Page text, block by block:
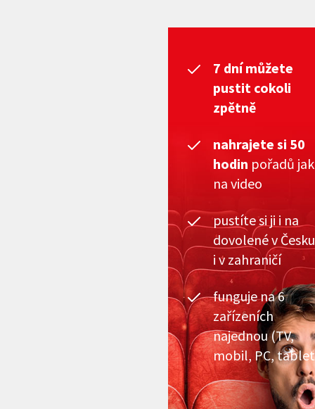
7 dní můžete
pustit cokoli
zpětně
nahrajete si 50
hodin pořadů
na video
pustíte si ji i na
dovolené v Česku
i v zahraničí
funguje na 6
zařízeních
najednou (TV,
mobil, PC,